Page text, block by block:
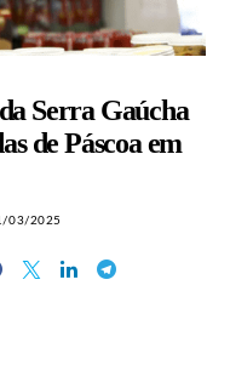
Serra Gaúcha
de Páscoa em
03/2025